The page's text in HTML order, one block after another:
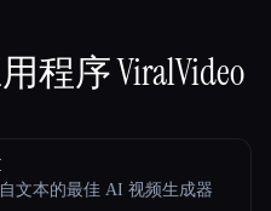
程序ViralVideo
文本的最佳 AI 视频生成器